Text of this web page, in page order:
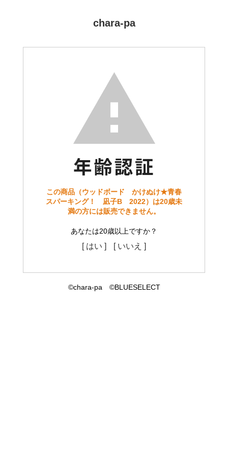
chara-pa
この商品（ウッドボード かけぬけ★青春
スパーキング！ 凪子B 2022）は20歳未
満の方には販売できません。
あなたは20歳以上ですか？
[ はい ] [ いいえ ]
©chara-pa ©BLUESELECT